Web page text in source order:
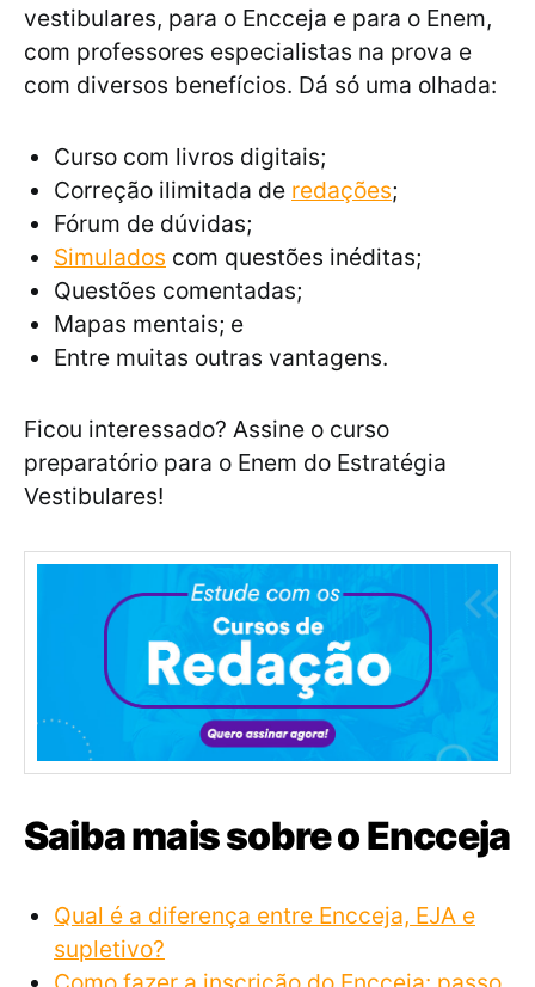
vestibulares, para o Encceja e para o Enem,
com professores especialistas na prova e
com diversos benefícios. Dá só uma olhada:
Curso com livros digitais;
Correção ilimitada de redações;
Fórum de dúvidas;
Simulados com questões inéditas;
Questões comentadas;
Mapas mentais; e
Entre muitas outras vantagens.
Ficou interessado? Assine o curso
preparatório para o Enem do Estratégia
Vestibulares!
Saiba mais sobre o Encceja
Qual é a diferença entre Encceja, EJA e
supletivo?